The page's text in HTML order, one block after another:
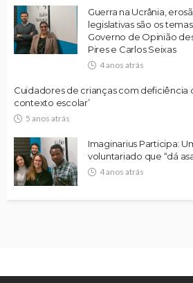
Guerra na Ucrânia,
legislativas são os
Governo de Opinião
Pires e Carlos Seixas
4 anos atrás
Cuidadores de crianças com deficiência
contexto escolar’
5 anos atrás
Imaginarius Participa:
voluntariado que “dá
4 anos atrás